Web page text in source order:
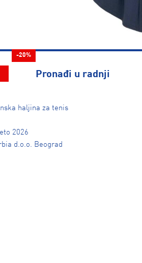
-20%
Pronađi u radnji
haljina za tenis
2026
d.o.o. Beograd